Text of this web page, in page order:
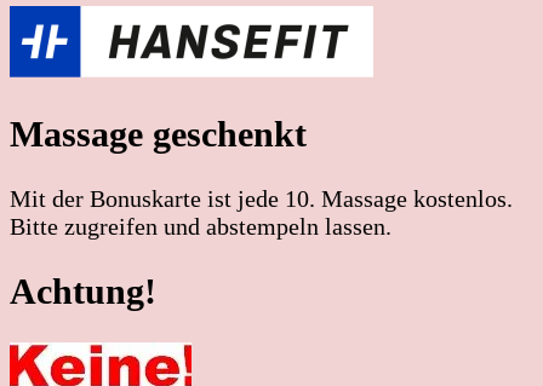
Massage geschenkt
Mit der Bonuskarte ist jede 10. Massage kostenlos.
Bitte zugreifen und abstempeln lassen.
Achtung!